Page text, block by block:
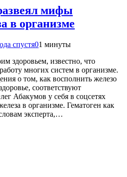
мифы
в организме
спустя01 минуты
здоровьем, известно, что
многих систем в организме.
о том, как восполнить железо
соответствуют
Абакумов у себя в соцсетях
в организме. Гематоген как
эксперта,…